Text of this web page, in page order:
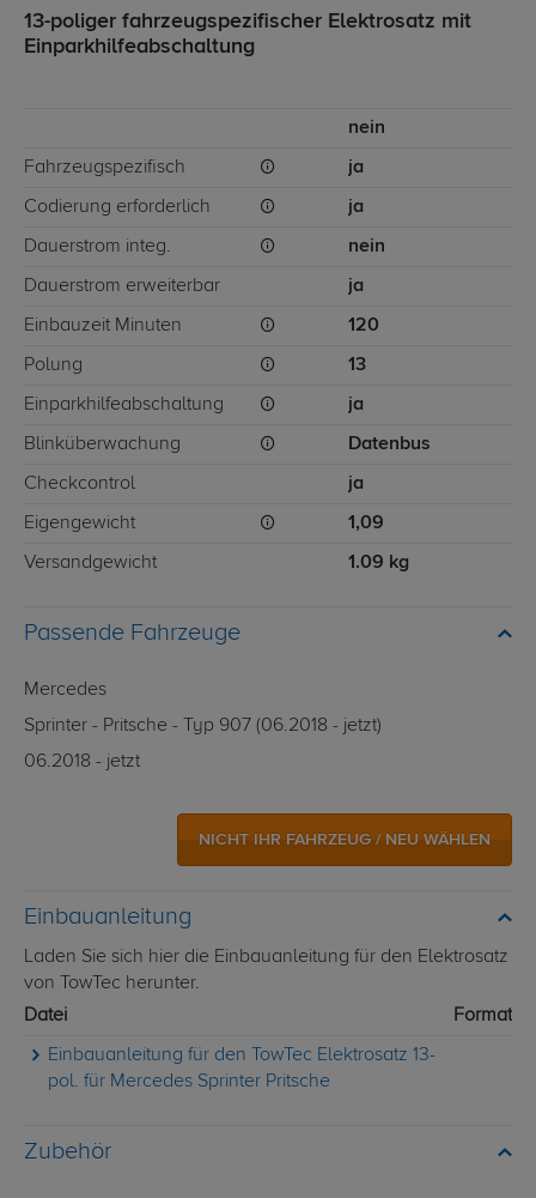
13-poliger fahrzeugspezifischer Elektrosatz mit
Einparkhilfeabschaltung
nein
Fahrzeugspezifisch ja
Codierung erforderlich ja
Dauerstrom integ. nein
Dauerstrom erweiterbar ja
Einbauzeit Minuten 120
Polung 13
Einparkhilfeabschaltung ja
Blinküberwachung Datenbus
Checkcontrol ja
Eigengewicht 1,09
Versandgewicht 1.09 kg
Passende Fahrzeuge
Mercedes
Sprinter - Pritsche - Typ 907 (06.2018 - jetzt)
06.2018 - jetzt
NICHT IHR FAHRZEUG / NEU WÄHLEN
Einbauanleitung
Laden Sie sich hier die Einbauanleitung für den Elektrosatz
von TowTec herunter.
Datei
Format
Einbauanleitung für den TowTec Elektrosatz 13-
pol. für Mercedes Sprinter Pritsche
Zubehör